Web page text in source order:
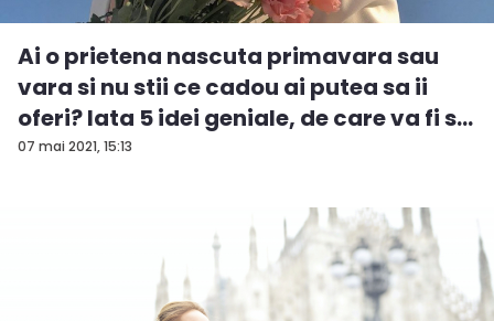
07 mai 2021, 15:13
Ai o prietena nascuta primavara sau
vara si nu stii ce cadou ai putea sa ii
oferi? Iata 5 idei geniale, de care va fi s...